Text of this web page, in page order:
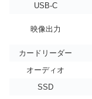
USB-C
映像出力
カードリーダー
オーディオ
SSD